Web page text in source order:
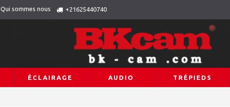
Qui sommes nous +21625440740
ÉCLAIRAGE AUDIO TRÉPIEDS